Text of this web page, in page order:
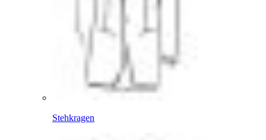
Stehkragen